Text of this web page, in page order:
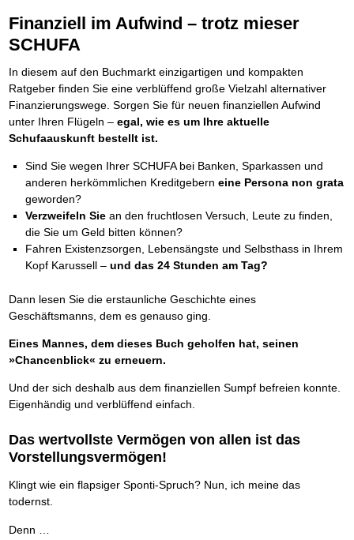
Finanziell im Aufwind – trotz mieser
SCHUFA
In diesem auf den Buchmarkt einzigartigen und kompakten
Ratgeber finden Sie eine verblüffend große Vielzahl alternativer
Finanzierungswege. Sorgen Sie für neuen finanziellen Aufwind
unter Ihren Flügeln – egal, wie es um Ihre aktuelle
Schufaauskunft bestellt ist.
Sind Sie wegen Ihrer SCHUFA bei Banken, Sparkassen und
anderen herkömmlichen Kreditgeberneine Persona non grata
geworden?
Verzweifeln Sie an den fruchtlosen Versuch, Leute zu finden,
die Sie um Geld bitten können?
Fahren Existenzsorgen, Lebensängste und Selbsthass in Ihrem
Kopf Karussell –und das 24 Stunden am Tag?
Dann lesen Sie die erstaunliche Geschichte eines
Geschäftsmanns, dem es genauso ging.
Eines Mannes, dem dieses Buch geholfen hat, seinen
»Chancenblick« zu erneuern.
Und der sich deshalb aus dem finanziellen Sumpf befreien konnte.
Eigenhändig und verblüffend einfach.
Das wertvollste Vermögen von allen ist das
Vorstellungsvermögen!
Klingt wie ein flapsiger Sponti-Spruch? Nun, ich meine das
todernst.
Denn …